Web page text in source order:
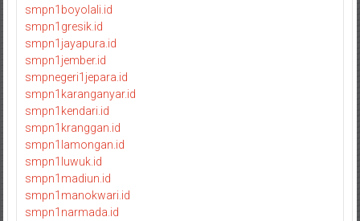
smpn1boyolali.id
smpn1gresik.id
smpn1jayapura.id
smpn1jember.id
smpnegeri1jepara.id
smpn1karanganyar.id
smpn1kendari.id
smpn1kranggan.id
smpn1lamongan.id
smpn1luwuk.id
smpn1madiun.id
smpn1manokwari.id
smpn1narmada.id